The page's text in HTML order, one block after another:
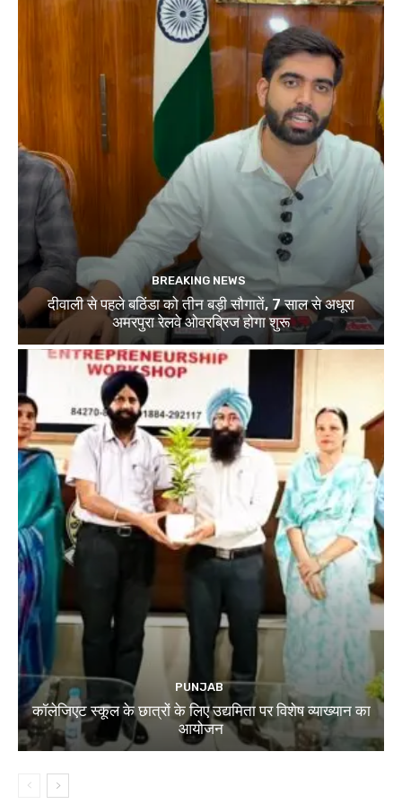
BREAKING NEWS
दीवाली से पहले बठिंडा को तीन बड़ी सौगातें, 7 साल से अधूरा
अमरपुरा रेलवे ओवरब्रिज होगा शुरू
PUNJAB
कॉलेजिएट स्कूल के छात्रों के लिए उद्यमिता पर विशेष व्याख्यान का
आयोजन